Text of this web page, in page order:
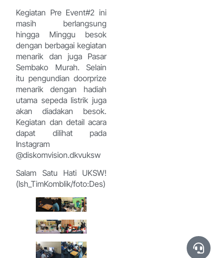
Kegiatan Pre Event#2 ini
masih berlangsung
hingga Minggu besok
dengan berbagai kegiatan
menarik dan juga Pasar
Sembako Murah. Selain
itu pengundian doorprize
menarik dengan hadiah
utama sepeda listrik juga
akan diadakan besok.
Kegiatan dan detail acara
dapat dilihat pada
Instagram
@diskomvision.dkvuksw
Salam Satu Hati UKSW!
(Ish_TimKomblik/foto:Des)